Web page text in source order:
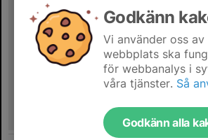
Godkänn
Vi använder oss
webbplats ska
för webbanalys i
våra tjänster. Så
Godkänn alla